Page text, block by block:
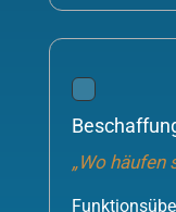
„Wo häufen